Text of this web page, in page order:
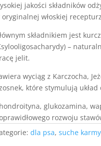
jakości składników
oryginalnej włoskiej
składnikiem jest
–
jelit.
wyciąg z Karczocha,
które stymulują
glukozamina,
rozwoju
dla psa, suche karmy